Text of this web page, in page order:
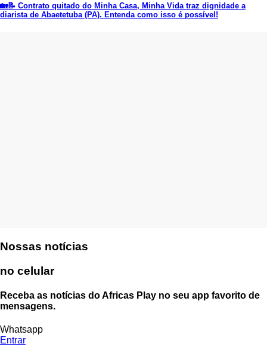
🏡📝 Contrato quitado do Minha Casa, Minha Vida traz dignidade a
diarista de Abaetetuba (PA). Entenda como isso é possível!
Nossas notícias
no celular
Receba as notícias do Africas Play no seu app favorito de
mensagens.
Whatsapp
Entrar